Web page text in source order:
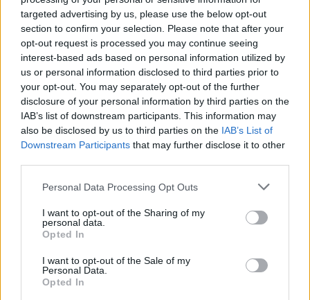
targeted advertising by us, please use the below opt-out
section to confirm your selection. Please note that after your
opt-out request is processed you may continue seeing
interest-based ads based on personal information utilized by
us or personal information disclosed to third parties prior to
your opt-out. You may separately opt-out of the further
disclosure of your personal information by third parties on the
IAB’s list of downstream participants. This information may
also be disclosed by us to third parties on the IAB’s List of
Downstream Participants that may further disclose it to other
Personal Data Processing Opt Outs
I want to opt-out of the Sharing of my
personal data.
Opted In
I want to opt-out of the Sale of my
Personal Data.
Opted In
од 2025 година, кој содржи препораки за
дополнително унапредување на изборната
регулатива и практиките во спроведувањето на
изборите.
Министерот за правда Игор Филков
информираше и за остварените средби со ДИК,
АВМУ , ДКСК, со претставници на граѓанскиот
сектор, Државниот завод за ревизија и ОБСЕ/
ОДИХР, од каде беа доставени дополнителни
„Процесот ќе продолжи да се води инклузивно
и низ дијалог меѓу политичките партии,
институциите и засегнатите страни, со цел
обезбедување на законски решенија
усогласени со меѓународните демократски
стандарди“, соопшти Министерството за
правда.